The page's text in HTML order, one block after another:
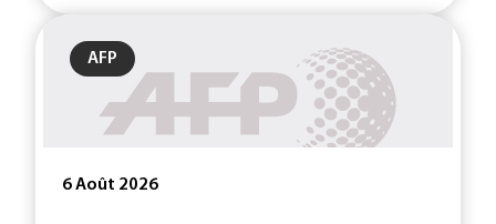
AFP
6 Août 2026